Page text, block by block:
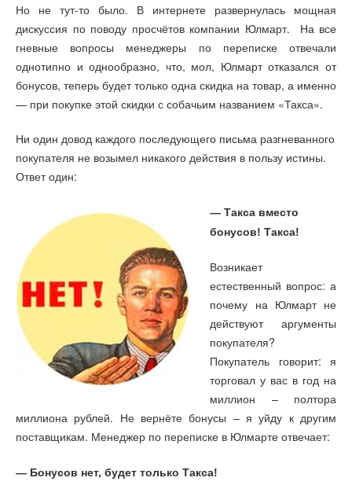
Но не тут-то было. В интернете развернулась мощная
дискуссия по поводу просчётов компании Юлмарт. На все
гневные вопросы менеджеры по переписке отвечали
однотипно и однообразно, что, мол, Юлмарт отказался от
бонусов, теперь будет только одна скидка на товар, а именно
— при покупке этой скидки с собачьим названием «Такса».
Ни один довод каждого последующего письма разгневанного
покупателя не возымел никакого действия в пользу истины.
Ответ один:
— Такса вместо
бонусов! Такса!
Возникает
естественный вопрос: а
почему на Юлмарт не
действуют аргументы
покупателя?
Покупатель говорит: я
торговал у вас в год на
миллион – полтора
миллиона рублей. Не вернёте бонусы – я уйду к другим
поставщикам. Менеджер по переписке в Юлмарте отвечает:
— Бонусов нет, будет только Такса!